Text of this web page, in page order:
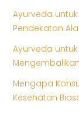
Ayurveda
Pendekatan
Ayurveda
Mengapa
Kesehatan